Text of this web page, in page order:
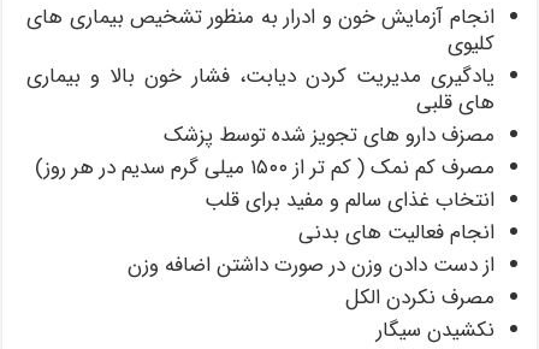
انجام آزمایش خون و ادرار به منظور تشخیص بیماری های
کلیوی
یادگیری مدیریت کردن دیابت، فشار خون بالا و بیماری
های قلبی
مصزف دارو های تجویز شده توسط پزشک
مصرف کم نمک ( کم تر از ۱۵۰۰ میلی گرم سدیم در هر روز)
انتخاب غذای سالم و مفید برای قلب
انجام فعالیت های بدنی
از دست دادن وزن در صورت داشتن اضافه وزن
مصرف نکردن الکل
نکشیدن سیگار